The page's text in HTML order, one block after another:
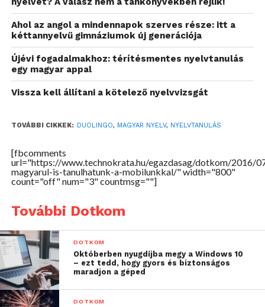
Forrás: Index
Ahol az angol a mindennapok szerves része: itt a
kéttannyelvű gimnáziumok új generációja
Újévi fogadalmakhoz: térítésmentes nyelvtanulás
egy magyar appal
Vissza kell állítani a kötelező nyelvvizsgát
TOVÁBBI CIKKEK: DUOLINGO, MAGYAR NYELV, NYELVTANULÁS
[fbcomments
url="https://www.technokrata.hu/egazdasag/dotkom/2016/
magyarul-is-tanulhatunk-a-mobilunkkal/" width="800"
count="off" num="3" countmsg=""]
További Dotkom
DOTKOM
Októberben nyugdíjba megy a Windows 10
– ezt tedd, hogy gyors és biztonságos
maradjon a géped
DOTKOM